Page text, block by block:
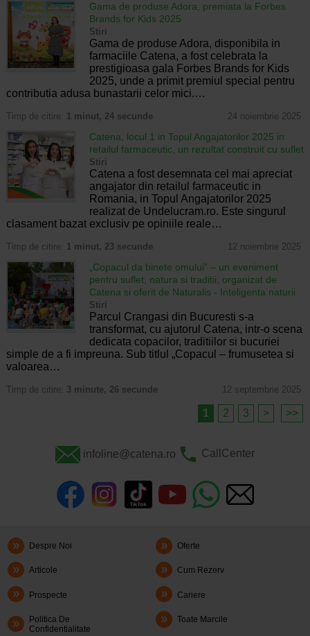
Gama de produse Adora, premiata la Forbes
Brands for Kids 2025
Stiri
Gama de produse Adora, disponibila in
farmaciile Catena, a fost celebrata la
prestigioasa gala Forbes Brands for Kids
2025, unde a primit premiul special pentru
contributia adusa bunastarii celor mici.…
Timp de citire: 1 minut, 24 secunde 24 noiembrie 2025
Catena, locul 1 in Topul Angajatorilor 2025 in
retailul farmaceutic, un rezultat construit cu suflet
Stiri
Catena a fost desemnata cel mai apreciat
angajator din retailul farmaceutic in
Romania, in Topul Angajatorilor 2025
realizat de Undelucram.ro. Este singurul
clasament bazat exclusiv pe opiniile reale…
Timp de citire: 1 minut, 23 secunde 12 noiembrie 2025
„Copacul da binete omului” – un eveniment
pentru suflet, natura si traditii, organizat de
Catena si oferit de Naturalis - Inteligenta naturii
Stiri
Parcul Crangasi din Bucuresti s-a
transformat, cu ajutorul Catena, intr-o scena
dedicata copacilor, traditiilor si bucuriei
simple de a fi impreuna. Sub titlul „Copacul – frumusetea si
valoarea…
Timp de citire: 3 minute, 26 secunde 12 septembrie 2025
1 2 3 > >>
infoline@catena.ro CallCenter
Despre Noi Oferte
Articole Cum Rezerv
Prospecte Cariere
Politica De
Confidentialitate
Toate Marcile